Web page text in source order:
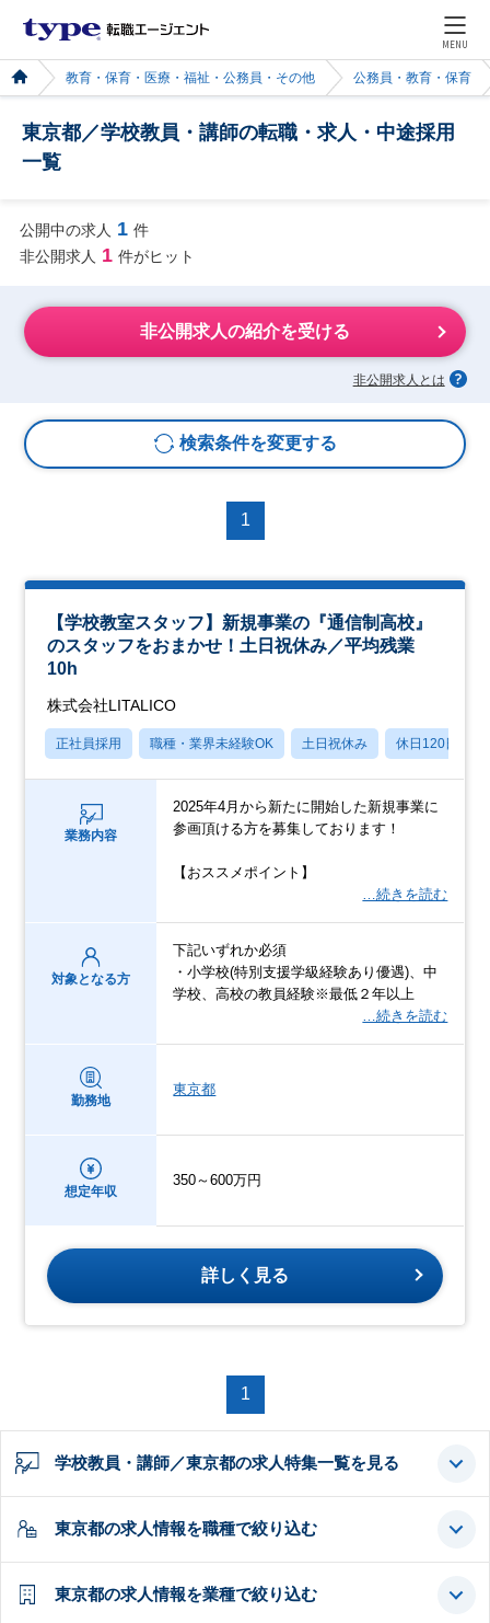
MENU
教育・保育・医療・福祉・公務員・その他 公務員・教育・保育
東京都／学校教員・講師の転職・求人・中途採用
一覧
公開中の求人 1 件
非公開求人 1 件がヒット
非公開求人の紹介を受ける
非公開求人とは
検索条件を変更する
1
【学校教室スタッフ】新規事業の『通信制高校』
のスタッフをおまかせ！土日祝休み／平均残業
10h
株式会社LITALICO
正社員採用 職種・業界未経験OK 土日祝休み 休日120日以上
業務内容
2025年4月から新たに開始した新規事業に
参画頂ける方を募集しております！
【おススメポイント】
…続きを読む
対象となる方
下記いずれか必須
・小学校(特別支援学級経験あり優遇)、中
学校、高校の教員経験※最低２年以上
…続きを読む
勤務地
東京都
想定年収
350～600万円
詳しく見る
1
学校教員・講師／東京都の求人特集一覧を見る
東京都の求人情報を職種で絞り込む
東京都の求人情報を業種で絞り込む